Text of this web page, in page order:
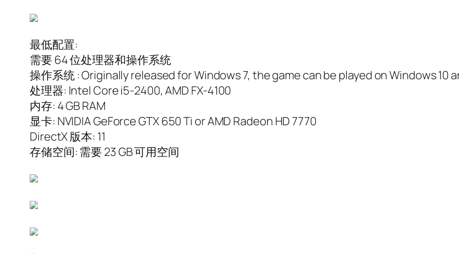
最低配置:
需要 64 位处理器和操作系统
操作系统 : Originally released for Windows 7, the game can be played on Windows 10
处理器: Intel Core i5-2400, AMD FX-4100
内存: 4 GB RAM
显卡: NVIDIA GeForce GTX 650 Ti or AMD Radeon HD 7770
DirectX 版本: 11
存储空间: 需要 23 GB 可用空间